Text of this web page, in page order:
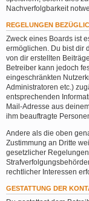
Nachverfolgbarkeit
REGELUNGEN
Zweck eines Boards ist
ermöglichen. Du bist dir
von dir erstellten
Betreiber kann jedoch
eingeschränkten
Administratoren etc.)
entsprechenden
Mail-Adresse aus
ihm beauftragte
Andere als die oben
Zustimmung an Dritte
gesetzlicher
rechtlicher Interessen
GESTATTUNG DER